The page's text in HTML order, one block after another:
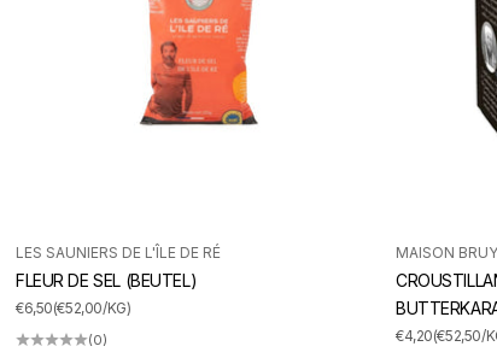
LES SAUNIERS DE L'ÎLE DE RÉ
FLEUR DE SEL (BEUTEL)
ANGEBOT
€6,50(€52,00/KG)
(0)
MAISON
ANGEBOT
€4,20(€52,50/